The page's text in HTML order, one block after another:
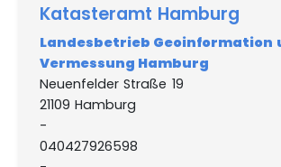
Katasteramt Hamburg
Landesbetrieb Geoinformation
Vermessung Hamburg
Neuenfelder Straße 19
21109 Hamburg
-
040427926598